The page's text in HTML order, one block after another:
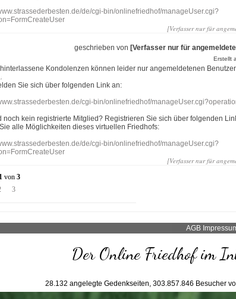
de/cgi-bin/onlinefriedhof/manageUser.cgi?
[Verfasser nur für
geschrieben von [Verfasser nur für
Erstellt
Kondolenzen können leider nur angemeldetenen
Sie sich über folgenden Link an:
cgi-bin/onlinefriedhof/
noch kein registrierte Mitglied? Registrieren Sie sich über folgenden
alle Möglichkeiten dieses virtuellen Friedhofs:
de/cgi-bin/onlinefriedhof/manageUser.cgi?
[Verfasser nur für
1 von3
3
AGB
Der Online Friedhof im
28.132 angelegte Gedenkseiten, 303.857.846 Besucher